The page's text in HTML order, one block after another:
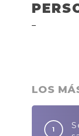
–
LOS